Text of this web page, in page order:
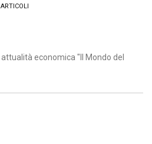
ARTICOLI
economica "Il Mondo del